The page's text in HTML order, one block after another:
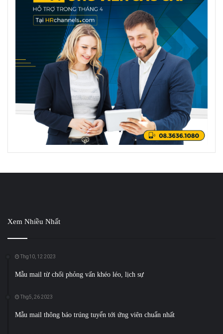
Xem Nhiều Nhất
Thg10, 12 2023
Mẫu mail từ chối phỏng vấn khéo léo, lịch sự
Thg5, 26 2023
Mẫu mail thông báo trúng tuyển tới ứng viên chuẩn nhất